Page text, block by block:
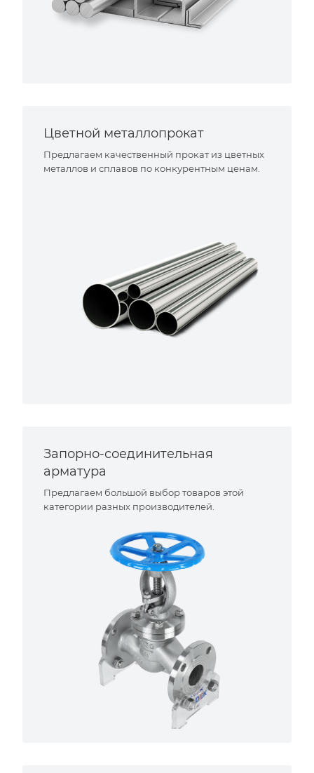
Цветной металлопрокат
Предлагаем качественный прокат из цветных
металлов и сплавов по конкурентным ценам.
Запорно-соединительная
арматура
Предлагаем большой выбор товаров этой
категории разных производителей.